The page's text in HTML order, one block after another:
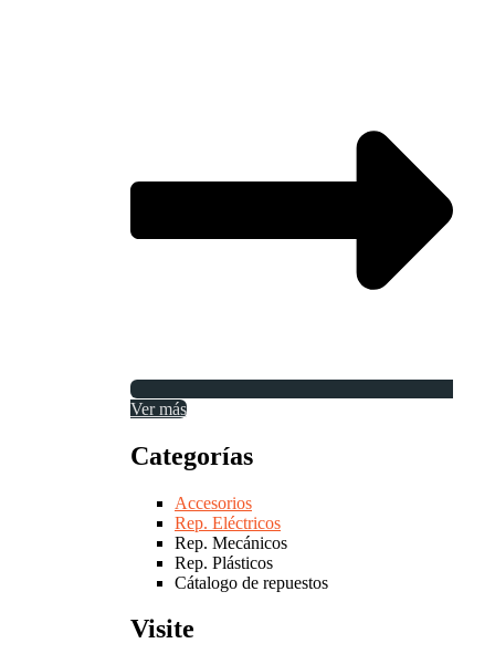
Ver más
Categorías
Accesorios
Rep. Eléctricos
Rep. Mecánicos
Rep. Plásticos
Cátalogo de repuestos
Visite